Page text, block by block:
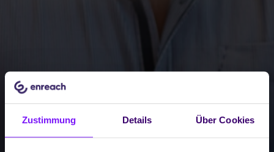
Zustimmung Details Über Cookies